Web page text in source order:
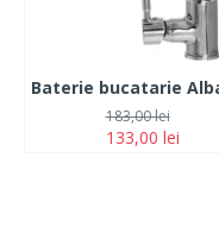
133,00 lei
183,00 lei